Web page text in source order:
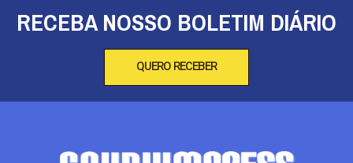
RECEBA NOSSO BOLETIM DIÁRIO
QUERO RECEBER